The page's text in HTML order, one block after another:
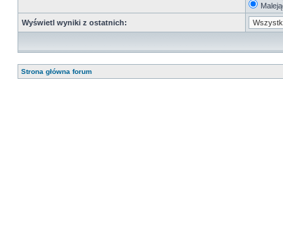
Wyświetl wyniki z ostatnich:
Strona główna forum